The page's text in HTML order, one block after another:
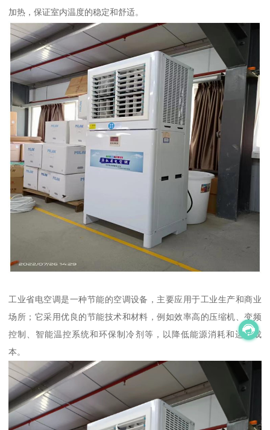
加热，保证室内温度的稳定和舒适。
工业省电空调是一种节能的空调设备，主要应用于工业生产和商业
场所；它采用优良的节能技术和材料，例如效率高的压缩机、变频
控制、智能温控系统和环保制冷剂等，以降低能源消耗和运行成
本。